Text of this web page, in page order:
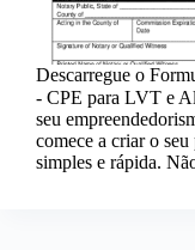
Descarregue o
- CPE para LVT e
seu
comece a criar o
simples e rápida.